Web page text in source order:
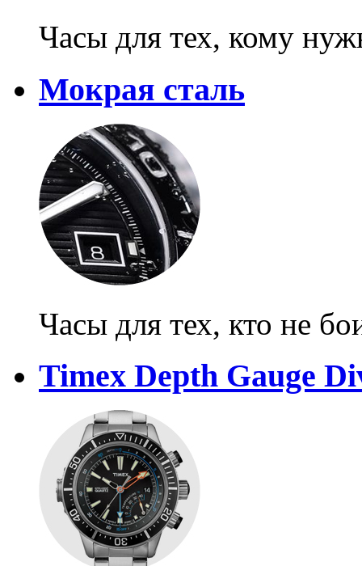
Часы для тех, кому
Мокрая сталь
Часы для тех, кто не
Timex Depth Gauge